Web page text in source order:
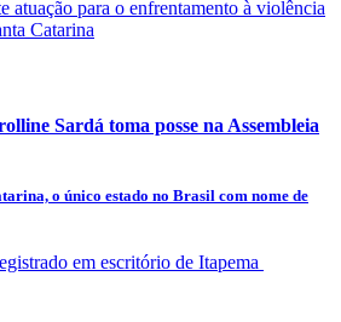
Sardá toma posse na Assembleia
o único estado no Brasil com nome de